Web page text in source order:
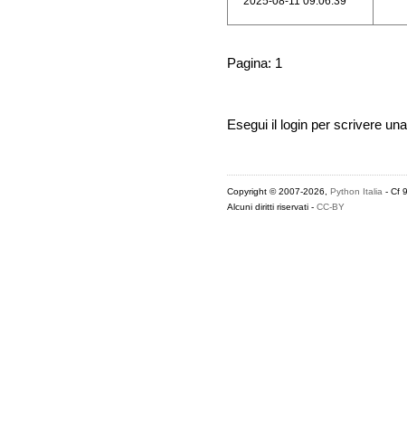
Pagina: 1
Esegui il login per scrivere
Copyright © 2007-2026, Python Italia- Cf
Alcuni diritti riservati - CC-BY